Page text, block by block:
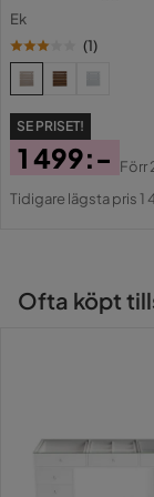
Ek
(1)
SE PRISET!
Pris
1 499:-
Original
Förr
Tidigare lägsta pris 1
Ofta köpt